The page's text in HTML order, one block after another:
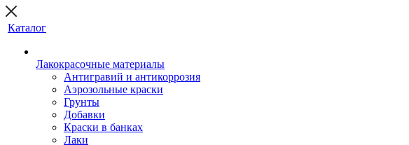
Каталог
Лакокрасочные материалы
Антигравий и антикоррозия
Аэрозольные краски
Грунты
Добавки
Краски в банках
Лаки